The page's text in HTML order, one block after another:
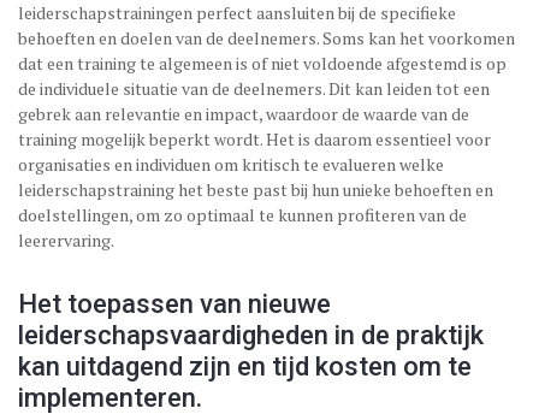
leiderschapstrainingen perfect aansluiten bij de specifieke
behoeften en doelen van de deelnemers. Soms kan het voorkomen
dat een training te algemeen is of niet voldoende afgestemd is op
de individuele situatie van de deelnemers. Dit kan leiden tot een
gebrek aan relevantie en impact, waardoor de waarde van de
training mogelijk beperkt wordt. Het is daarom essentieel voor
organisaties en individuen om kritisch te evalueren welke
leiderschapstraining het beste past bij hun unieke behoeften en
doelstellingen, om zo optimaal te kunnen profiteren van de
leerervaring.
Het toepassen van nieuwe
leiderschapsvaardigheden in de praktijk
kan uitdagend zijn en tijd kosten om te
implementeren.